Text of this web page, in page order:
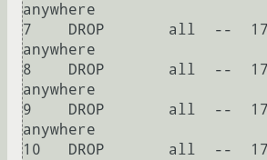
anywhere
7    DROP       all  --
anywhere
8    DROP       all  --
anywhere
9    DROP       all  --
anywhere
10   DROP       all  --